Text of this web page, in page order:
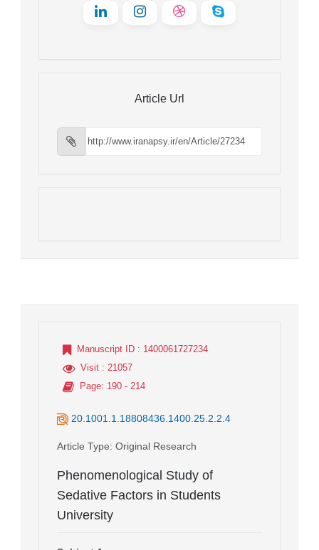
Article Url
Manuscript ID : 1400061727234
Visit : 21057
Page: 190 - 214
20.1001.1.18808436.1400.25.2.2.4
Article Type: Original Research
Phenomenological Study of
Sedative Factors in Students
University